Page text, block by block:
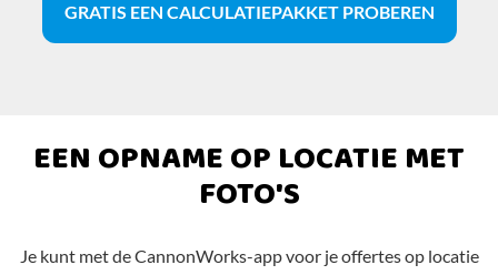
GRATIS EEN CALCULATIEPAKKET PROBEREN
EEN OPNAME OP LOCATIE MET
FOTO'S
Je kunt met de CannonWorks-app voor je offertes op locatie